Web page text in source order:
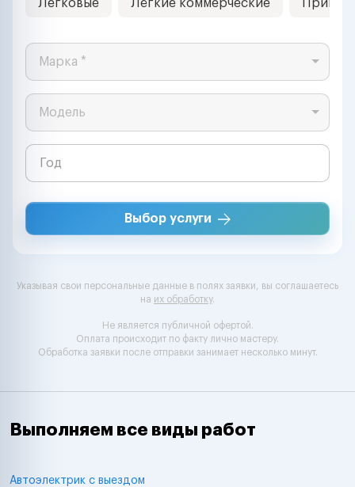
Легковые Лёгкие коммерческие
Марка *
Модель
Выбор услуги
Указывая свои персональные данные в полях заявки, вы соглашаетесь
на их обработку.
Не является публичной офертой.
Оплата происходит по факту лично мастеру.
Обработка заявки после отправки занимает несколько минут.
Выполняем все виды работ
Автоэлектрик с выездом